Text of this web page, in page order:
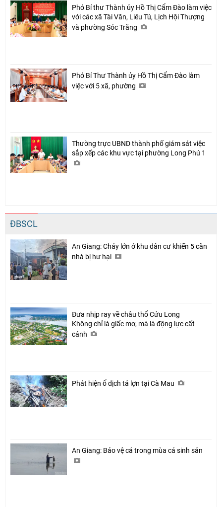
Phó Bí thư Thành ủy Hồ Thị Cẩm Đào làm việc
với các xã Tài Văn, Liêu Tú, Lịch Hội Thượng
và phường Sóc Trăng
Phó Bí Thư Thành ủy Hồ Thị Cẩm Đào làm
việc với 5 xã, phường
Thường trực UBND thành phố giám sát việc
sắp xếp các khu vực tại phường Long Phú 1
ĐBSCL
An Giang: Cháy lớn ở khu dân cư khiến 5 căn
nhà bị hư hại
Đưa nhịp ray về châu thổ Cửu Long
Không chỉ là giấc mơ, mà là động lực cất
cánh
Phát hiện ổ dịch tả lợn tại Cà Mau
An Giang: Bảo vệ cá trong mùa cá sinh sản